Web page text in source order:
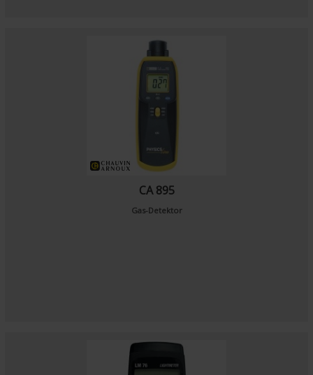
CA 895
Gas-Detektor